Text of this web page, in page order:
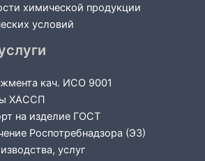
химической продукции
условий
кач. ИСО 9001
ХАССП
на изделие ГОСТ
Роспотребнадзора (ЭЗ)
услуг